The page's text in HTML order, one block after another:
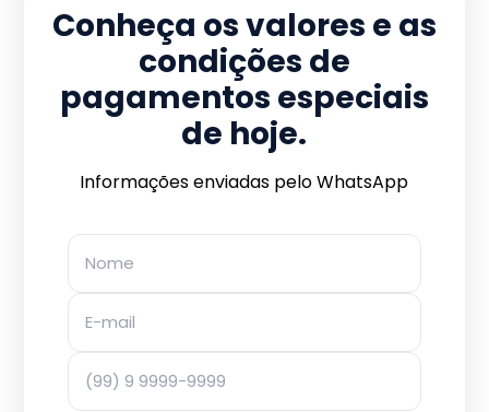
Conheça os valores e as
condições de
pagamentos especiais
de hoje.
Informações enviadas pelo WhatsApp